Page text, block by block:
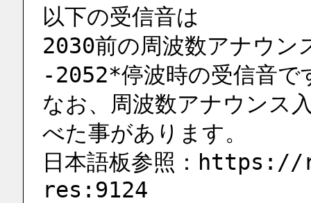
以下の受信音は
2030前の周波数アナウ
-2052*停波時の受信音で
なお、周波数アナウンス
べた事があります。
日本語板参照：
res:9124